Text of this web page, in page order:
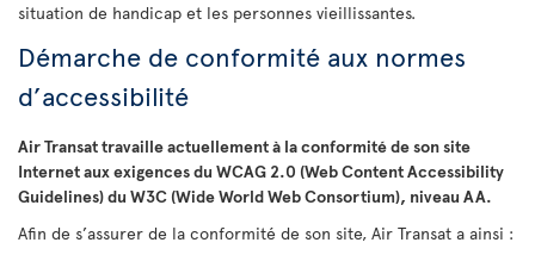
situation de handicap et les personnes vieillissantes.
Démarche de conformité aux normes
d’accessibilité
Air Transat travaille actuellement à la conformité de son site
Internet aux exigences du WCAG 2.0 (Web Content Accessibility
Guidelines) du W3C (Wide World Web Consortium), niveau AA.
Afin de s’assurer de la conformité de son site, Air Transat a ainsi :